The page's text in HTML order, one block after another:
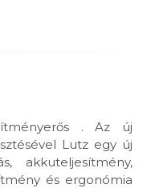
. Az új
Lutz egy új
akkuteljesítmény,
és ergonómia